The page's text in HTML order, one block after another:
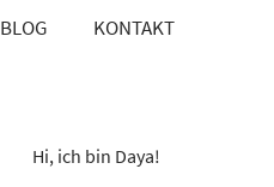
BLOG KONTAKT
Hi, ich bin Daya!